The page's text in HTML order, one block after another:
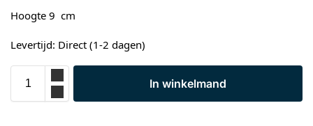
Hoogte 9 cm
Levertijd: Direct (1-2 dagen)
In winkelmand